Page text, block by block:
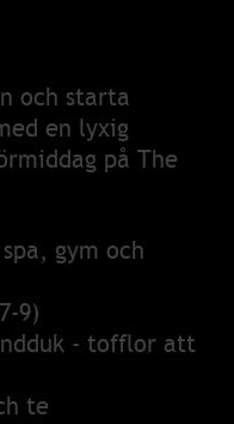
och starta
en lyxig
på The
gym och
9)
- tofflor att
te